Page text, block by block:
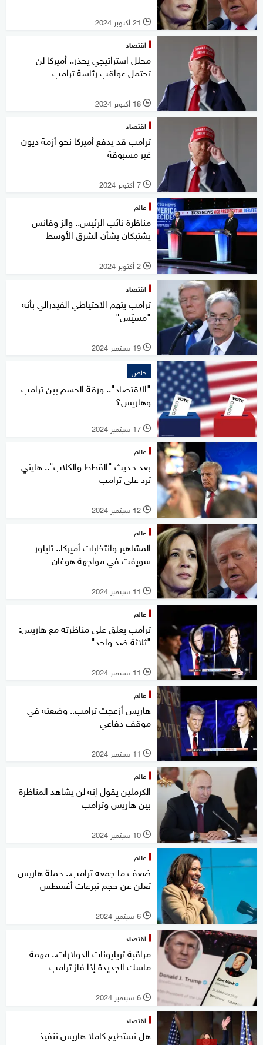
l 21 أكتوبر 2024
اقتصاد
محلل استراتيجي يحذر.. أميركا لن
تحتمل عواقب رئاسة ترامب
l 18 أكتوبر 2024
اقتصاد
ترامب قد يدفع أميركا نحو أزمة ديون
غير مسبوقة
l 7 أكتوبر 2024
عالم
مناظرة نائب الرئيس.. والز وفانس
يشتبكان بشأن الشرق الأوسط
l 2 أكتوبر 2024
اقتصاد
ترامب يتهم الاحتياطي الفيدرالي بأنه
"مسيّس"
l 19 سبتمبر 2024
خاص
"الاقتصاد".. ورقة الحسم بين ترامب
وهاريس؟
l 17 سبتمبر 2024
عالم
بعد حديث "القطط والكلاب".. هايتي
ترد على ترامب
l 12 سبتمبر 2024
عالم
المشاهير وانتخابات أميركا.. تايلور
سويفت في مواجهة هوغان
l 11 سبتمبر 2024
عالم
ترامب يعلق على مناظرته مع هاريس:
"ثلاثة ضد واحد"
l 11 سبتمبر 2024
عالم
هاريس أزعجت ترامب.. وضعته في
موقف دفاعي
l 11 سبتمبر 2024
عالم
الكرملين يقول إنه لن يشاهد المناظرة
بين هاريس وترامب
l 10 سبتمبر 2024
عالم
ضعف ما جمعه ترامب.. حملة هاريس
تعلن عن حجم تبرعات أغسطس
l 6 سبتمبر 2024
اقتصاد
مراقبة تريليونات الدولارات.. مهمة
ماسك الجديدة إذا فاز ترامب
l 6 سبتمبر 2024
اقتصاد
هل تستطيع كاملا هاريس تنفيذ